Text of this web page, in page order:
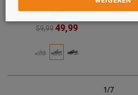
S2K
59,99 49,99
1/7